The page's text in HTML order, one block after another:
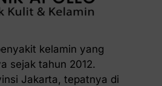
kelamin yang
sejak tahun 2012.
Jakarta, tepatnya di